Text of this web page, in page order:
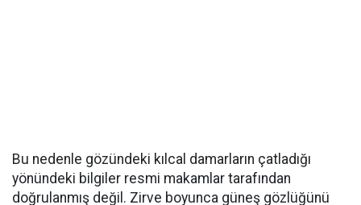
Bu nedenle gözündeki kılcal damarların çatladığı
yönündeki bilgiler resmi makamlar tarafından
doğrulanmış değil. Zirve boyunca güneş gözlüğünü